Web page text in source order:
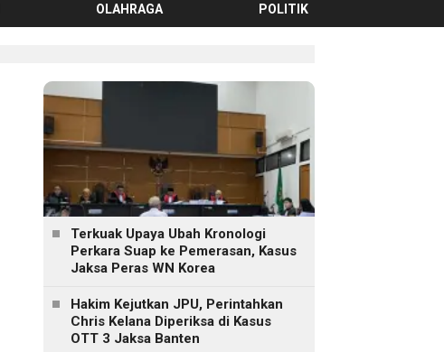
OLAHRAGA POLITIK
Terkuak Upaya Ubah Kronologi
Perkara Suap ke Pemerasan, Kasus
Jaksa Peras WN Korea
Hakim Kejutkan JPU, Perintahkan
Chris Kelana Diperiksa di Kasus
OTT 3 Jaksa Banten